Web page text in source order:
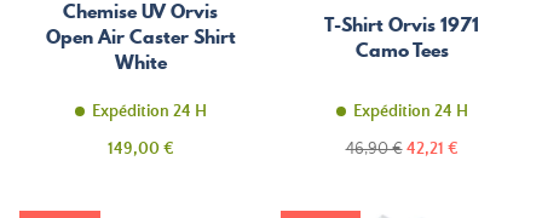
Chemise UV Orvis
Open Air Caster Shirt
White
Expédition 24 H
Prix
149,00 €
T-Shirt Orvis 1971
Camo Tees
Expédition 24 H
Prix
46,90 € Prix
42,21 €